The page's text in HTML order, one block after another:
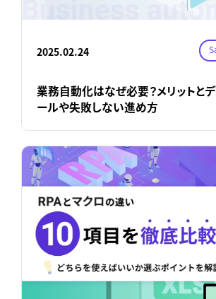
2025.02.24
業務自動化はなぜ必要？メリットとデ
ールや失敗しない進め方